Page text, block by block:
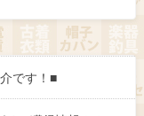
です！■